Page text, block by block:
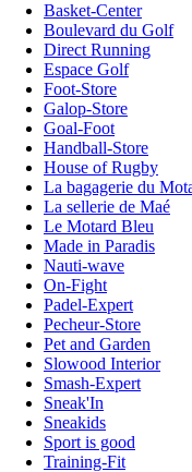
Basket-Center
Boulevard du Golf
Direct Running
Espace Golf
Foot-Store
Galop-Store
Goal-Foot
Handball-Store
House of Rugby
La bagagerie du
La sellerie de Maé
Le Motard Bleu
Made in Paradis
Nauti-wave
On-Fight
Padel-Expert
Pecheur-Store
Pet and Garden
Slowood Interior
Smash-Expert
Sneak'In
Sneakids
Sport is good
Training-Fit